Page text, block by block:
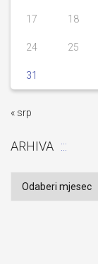
17 18
24 25
31
« srp
ARHIVA
Arhiva